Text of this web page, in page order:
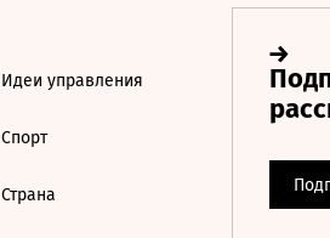
Идеи управления
Спорт
Страна